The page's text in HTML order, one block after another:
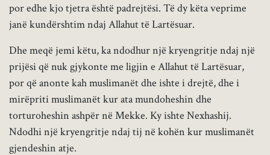
por edhe kjo tjetra është padrejtësi. Të dy këta veprime
janë kundërshtim ndaj Allahut të Lartësuar.
Dhe meqë jemi këtu, ka ndodhur një kryengritje ndaj një
prijësi që nuk gjykonte me ligjin e Allahut të Lartësuar,
por që anonte kah muslimanët dhe ishte i drejtë, dhe i
mirëpriti muslimanët kur ata mundoheshin dhe
torturoheshin ashpër në Mekke. Ky ishte Nexhashij.
Ndodhi një kryengritje ndaj tij në kohën kur muslimanët
gjendeshin atje.